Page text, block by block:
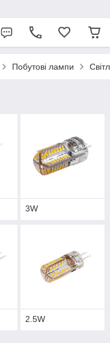
Побутові лампи
3W
2.5W